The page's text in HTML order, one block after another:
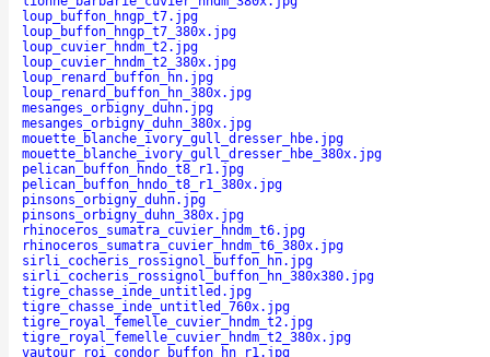
loup_buffon_hngp_t7.jpg
loup_buffon_hngp_t7_380x.jpg
loup_cuvier_hndm_t2.jpg
loup_cuvier_hndm_t2_380x.jpg
loup_renard_buffon_hn.jpg
loup_renard_buffon_hn_380x.jpg
mesanges_orbigny_duhn.jpg
mesanges_orbigny_duhn_380x.jpg
mouette_blanche_ivory_gull_dresser_hbe.jpg
mouette_blanche_ivory_gull_dresser_hbe_380x.jpg
pelican_buffon_hndo_t8_r1.jpg
pelican_buffon_hndo_t8_r1_380x.jpg
pinsons_orbigny_duhn.jpg
pinsons_orbigny_duhn_380x.jpg
rhinoceros_sumatra_cuvier_hndm_t6.jpg
rhinoceros_sumatra_cuvier_hndm_t6_380x.jpg
sirli_cocheris_rossignol_buffon_hn.jpg
sirli_cocheris_rossignol_buffon_hn_380x380.jpg
tigre_chasse_inde_untitled.jpg
tigre_chasse_inde_untitled_760x.jpg
tigre_royal_femelle_cuvier_hndm_t2.jpg
tigre_royal_femelle_cuvier_hndm_t2_380x.jpg
vautour_roi_condor_buffon_hn_r1.jpg